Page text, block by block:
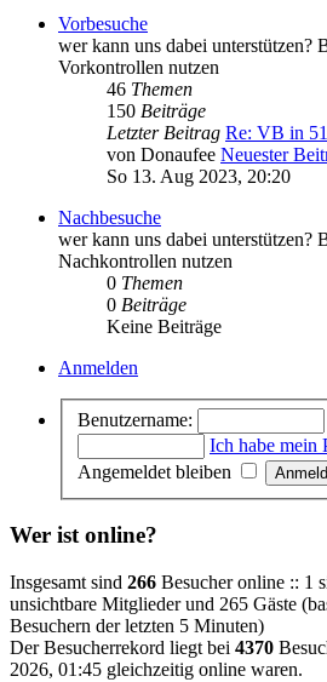
Vorbesuche
wer kann uns dabei unterstützen?
Vorkontrollen nutzen
46 Themen
150 Beiträge
Letzter Beitrag Re: VB in
von Donaufee Neuester
So 13. Aug 2023, 20:20
Nachbesuche
wer kann uns dabei unterstützen?
Nachkontrollen nutzen
0 Themen
0 Beiträge
Keine Beiträge
Anmelden
Benutzername:
Ich habe mein
Angemeldet bleiben
Wer ist online?
Insgesamt sind 266 Besucher online :: 1
unsichtbare Mitglieder und 265 Gäste
Besuchern der letzten 5 Minuten)
Der Besucherrekord liegt bei 4370
2026, 01:45 gleichzeitig online waren.